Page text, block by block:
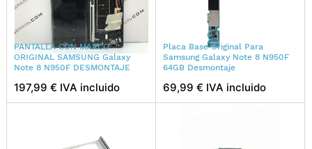
PANTALLA CON MARCO
ORIGINAL SAMSUNG Galaxy
Note 8 N950F DESMONTAJE
197,99 € IVA incluido
Placa Base Original Para
Samsung Galaxy Note 8 N950F
64GB Desmontaje
69,99 € IVA incluido